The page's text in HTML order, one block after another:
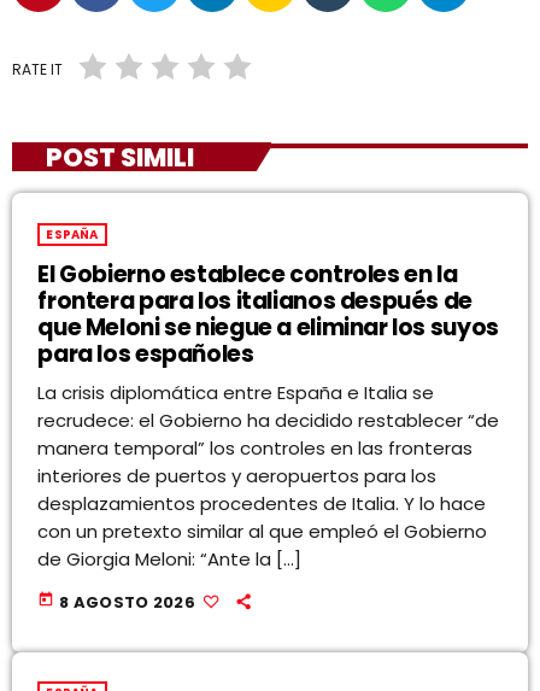
RATE IT
POST SIMILI
ESPAÑA
El Gobierno establece controles en la
frontera para los italianos después de
que Meloni se niegue a eliminar los suyos
para los españoles
La crisis diplomática entre España e Italia se
recrudece: el Gobierno ha decidido restablecer “de
manera temporal” los controles en las fronteras
interiores de puertos y aeropuertos para los
desplazamientos procedentes de Italia. Y lo hace
con un pretexto similar al que empleó el Gobierno
de Giorgia Meloni: “Ante la […]
today 8 AGOSTO 2026